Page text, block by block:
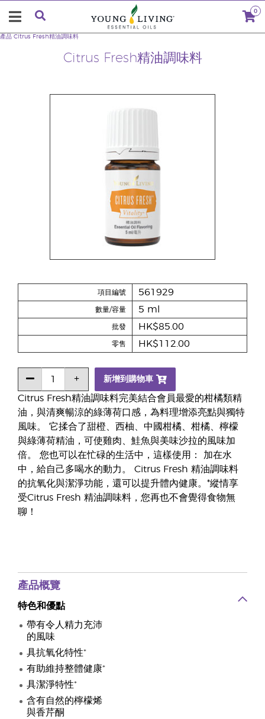
0
Citrus Fresh精油調味料
產品 Citrus Fresh精油調味料
Citrus Fresh精油調味料完美結合會員最愛的柑橘類精
油，與清爽暢涼的綠薄荷口感，為料理增添亮點與獨特
風味。 它揉合了甜橙、西柚、中國柑橘、柑橘、檸檬
與綠薄荷精油，可使雞肉、鮭魚與美味沙拉的風味加
倍。 您也可以在忙碌的生活中，這樣使用： 加在水
中，給自己多喝水的動力。 Citrus Fresh 精油調味料
的抗氧化與潔淨功能，還可以提升體內健康。*縱情享
受Citrus Fresh 精油調味料，您再也不會覺得食物無
聊！
項目編號 561929
數量/容量 5 ml
批發 HK$85.00
零售 HK$112.00
新增到購物車
產品概覽
特色和優點
帶有令人精力充沛
的風味
具抗氧化特性*
有助維持整體健康*
具潔淨特性*
含有自然的檸檬烯
與香芹酮